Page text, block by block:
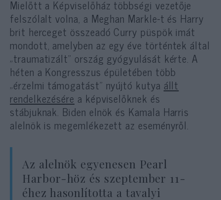
Mielőtt a Képviselőház többségi vezetője
felszólalt volna, a Meghan Markle-t és Harry
brit herceget összeadó Curry püspök imát
mondott, amelyben az egy éve történtek által
„traumatizált” ország gyógyulását kérte. A
héten a Kongresszus épületében több
„érzelmi támogatást” nyújtó kutya állt
rendelkezésére a képviselőknek és
stábjuknak. Biden elnök és Kamala Harris
alelnök is megemlékezett az eseményről.
Az alelnök egyenesen Pearl
Harbor-höz és szeptember 11-
éhez hasonlította a tavalyi